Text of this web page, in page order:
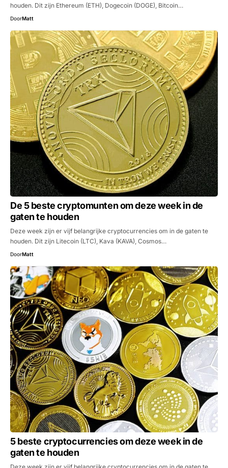
houden. Dit zijn Ethereum (ETH), Dogecoin (DOGE), Bitcoin…
DoorMatt
De 5 beste cryptomunten om deze week in de
gaten te houden
Deze week zijn er vijf belangrijke cryptocurrencies om in de gaten te
houden. Dit zijn Litecoin (LTC), Kava (KAVA), Cosmos…
DoorMatt
5 beste cryptocurrencies om deze week in de
gaten te houden